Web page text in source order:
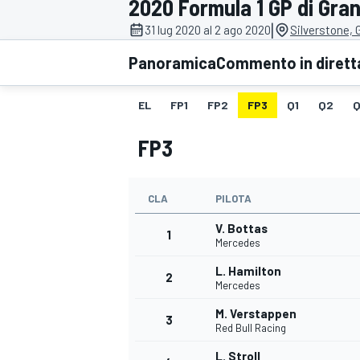
MOTOGP WEC
WRC
2020 Formula 1 GP di
31 lug 2020 al 2 ago 2020| Silverstone,
PanoramicaCommento in
EL FP1 FP2 FP3 Q1 Q2
FP3
CLA PILOTA
1 V. Bottas
Mercedes
2 L. Hamilton
Mercedes
3 M. Verstappen
Red Bull Racing
L. Stroll